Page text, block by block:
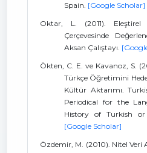
Spain. [Google Scholar]
Oktar, L. (2011). Eleştirel
Çerçevesinde
Aksan Çalıştayı.
Ökten, C. E. ve Kavanoz, S.
Türkçe Öğretimini
Kültür Aktarımı.
Periodical for the
History of Turkish or
[Google Scholar]
Özdemir, M. (2010). Nitel Veri